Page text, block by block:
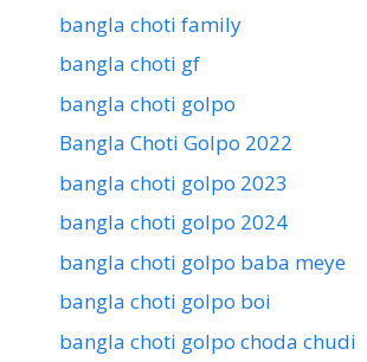
bangla choti family
bangla choti gf
bangla choti golpo
Bangla Choti Golpo 2022
bangla choti golpo 2023
bangla choti golpo 2024
bangla choti golpo baba meye
bangla choti golpo boi
bangla choti golpo choda chudi